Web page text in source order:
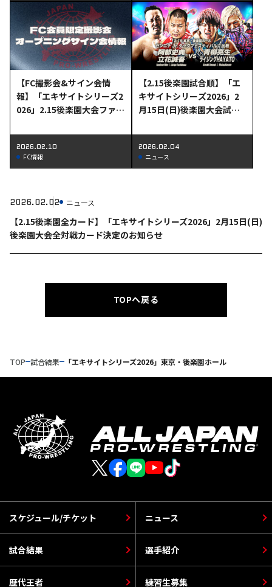
【FC撮影会&サイン会情
報】「エキサイトシリーズ2
026」2.15後楽園大会ファン
イン会情報！
2026.02.10
FC情報
【2.15後楽園試合順】「エ
キサイトシリーズ2026」2
月15日(日)後楽園大会試合
2026.02.04
ニュース
2026.02.02 ニュース
【2.15後楽園全カード】「エキサイトシリーズ2026」2月15日(日)
後楽園大会全対戦カード決定のお知らせ
TOPへ戻る
TOP 試合結果 「エキサイトシリーズ2026」東京・後楽園ホール
スケジュール/チケット
選手紹介
ニュース
歴代王者
試合結果
練習生募集